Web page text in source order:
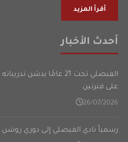
أقرأ المزيد
أحدث الأخبار
الفيصلي تحت 21 عامًا يدشن
على فترتين
26/07/2026
رسمياً نادي الفيصلي إلى دوري روشن